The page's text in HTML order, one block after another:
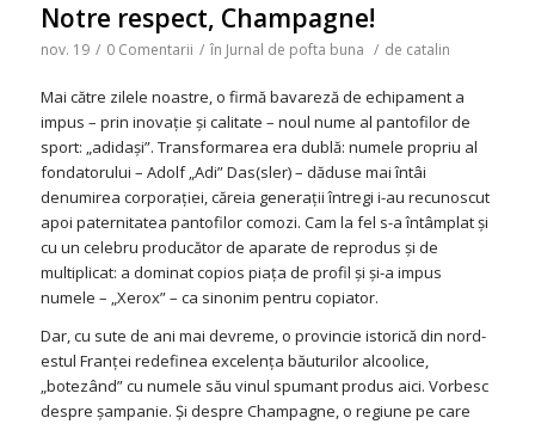
Notre respect, Champagne!
nov. 19 / 0 Comentarii / în Jurnal de pofta buna / de catalin
Mai către zilele noastre, o firmă bavareză de echipament a
impus – prin inovaţie şi calitate – noul nume al pantofilor de
sport: „adidaşi”. Transformarea era dublă: numele propriu al
fondatorului – Adolf „Adi” Das(sler) – dăduse mai întâi
denumirea corporaţiei, căreia generaţii întregi i-au recunoscut
apoi paternitatea pantofilor comozi. Cam la fel s-a întâmplat şi
cu un celebru producător de aparate de reprodus şi de
multiplicat: a dominat copios piaţa de profil şi şi-a impus
numele – „Xerox” – ca sinonim pentru copiator.
Dar, cu sute de ani mai devreme, o provincie istorică din nord-
estul Franţei redefinea excelenţa băuturilor alcoolice,
„botezând” cu numele său vinul spumant produs aici. Vorbesc
despre şampanie. Şi despre Champagne, o regiune pe care